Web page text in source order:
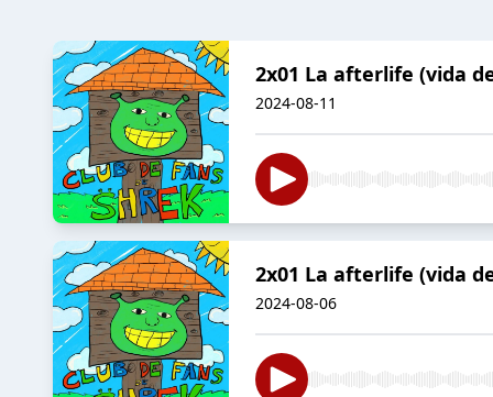
2x01 La afterlife (vida
2024-08-11
2x01 La afterlife (vida
2024-08-06